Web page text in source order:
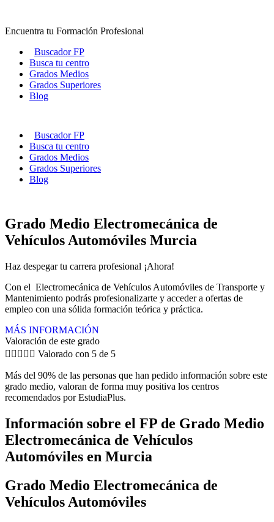
contenido
Encuentra tu Formación Profesional
Buscador FP
Busca tu centro
Grados Medios
Grados Superiores
Blog
Buscador FP
Busca tu centro
Grados Medios
Grados Superiores
Blog
Grado Medio Electromecánica de
Vehículos Automóviles Murcia
Haz despegar tu carrera profesional ¡Ahora!
Con el Electromecánica de Vehículos Automóviles de Transporte y
Mantenimiento podrás profesionalizarte y acceder a ofertas de
empleo con una sólida formación teórica y práctica.
MÁS INFORMACIÓN
Valoración de este grado
     Valorado con 5 de 5
Más del 90% de las personas que han pedido información sobre este
grado medio, valoran de forma muy positiva los centros
recomendados por EstudiaPlus.
Información sobre el FP de Grado Medio
Electromecánica de Vehículos
Automóviles en Murcia
Grado Medio Electromecánica de
Vehículos Automóviles